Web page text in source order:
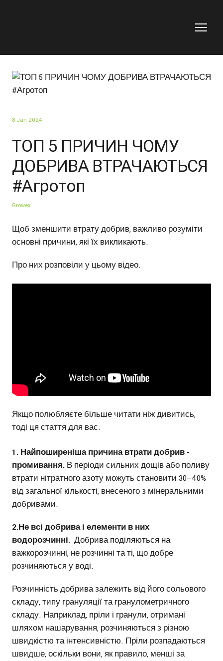
8 Jan 2024
ТОП 5 ПРИЧИН ЧОМУ
ДОБРИВА ВТРАЧАЮТЬСЯ
#Агротоп
Growex
Щоб зменшити втрату добрив, важливо розуміти
основні причини, які їх викликають.
Про них розповіли у цьому відео.
Якщо полюбляєте більше читати ніж дивитись,
тоді ця стаття для вас.
1. Найпоширеніша причина втрати добрив -
промивання. В періоди сильних дощів або поливу
втрати нітратного азоту можуть становити 30–40%
від загальної кількості, внесеного з мінеральними
добривами.
2.Не всі добрива і елементи в них
водорозчинні. Добрива поділяються на
важкорозчинні, не розчинні та ті, що добре
розчиняються у воді.
Розчинність добрива залежить від його сольового
складу, типу грануляції та гранулометричного
складу. Наприклад, пріли і гранули, отримані
шляхом нашарування, розчиняються з різною
швидкістю та інтенсивністю. Пріли розпадаються
швидше, оскільки вони, як правило, менші за